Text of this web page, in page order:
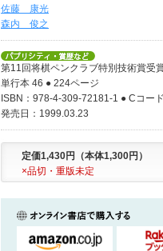
佐藤 康光
森内 俊之
第11回将棋ペンクラブ特別技術賞受
単行本 46 ● 224ページ
ISBN：978-4-309-72181-1 ● Cコー
発売日：1999.03.23
定価1,430円（本体1,300円）
×品切・重版未定